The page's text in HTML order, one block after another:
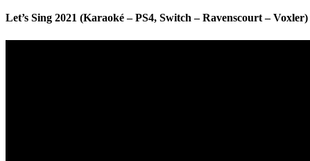
Let’s Sing 2021 (Karaoké – PS4, Switch – Ravenscourt – Voxler)